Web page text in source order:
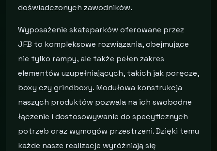
doświadczonych zawodników.
Wyposażenie skateparków oferowane przez
JFB to kompleksowe rozwiązania, obejmujące
nie tylko rampy, ale także pełen zakres
elementów uzupełniających, takich jak poręcze,
boxy czy grindboxy. Modułowa konstrukcja
naszych produktów pozwala na ich swobodne
łączenie i dostosowywanie do specyficznych
potrzeb oraz wymogów przestrzeni. Dzięki temu
każde nasze realizacje wyróżniają się